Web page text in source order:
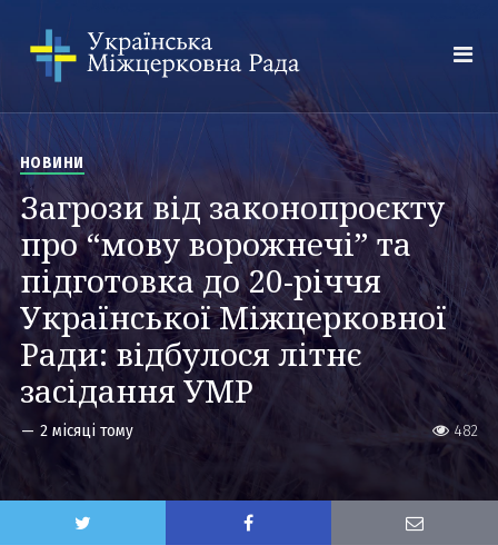
482
НОВИНИ
Загрози від законопроєкту
про “мову ворожнечі” та
підготовка до 20-річчя
Української Міжцерковної
Ради: відбулося літнє
засідання УМР
— 2 місяці тому